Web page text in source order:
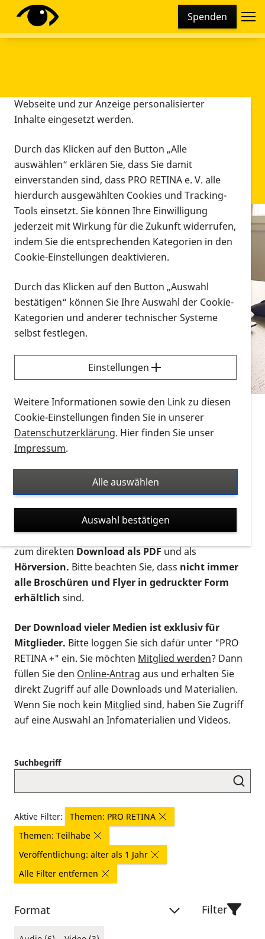
Spenden
Infomaterial
Infomaterial
Vorlesen
Alle Infomaterialien in verschiedenen
Formaten an einem Ort
Sie möchten wissen, wie Sie nach Infonmaterial
suchen und dieses bestellen bzw. herunterladen
können? Schauen Sie sich dieErklärvideos zum
Thema Infomaterial auf der PRO RETINA-Website
für blinde und sehbehinderte Menschen an.
Auf dieser Seite finden Sie sämtliches Infomaterial
Ort. Nutzen Sie den Formatfilter, um ausschließlich
nach Flyern und Broschüren, Audios oder Videos zu
suchen. Die meisten Flyer und Broschüren werden in
verschiedenen Formaten angeboten: zur
postalischen Bestellung als gedruckte Variante
zum direktenDownload als PDFund als
Hörversion. Bitte beachten Sie, dass nicht immer
alle Broschüren und Flyer in gedruckter Form
erhältlich sind.
Der Download vieler Medien ist exklusiv für
Mitglieder. Bitte loggen Sie sich dafür unter "PRO
RETINA +" ein. Sie möchten Mitglied werden? Dann
füllen Sie den Online-Antrag aus und erhalten Sie
direkt Zugriff auf alle Downloads und Materialien.
Wenn Sie noch kein Mitglied sind, haben Sie Zugriff
auf eine Auswahl an Infomaterialien und Videos.
Suchbegriff
Aktive Filter:
Themen: PRO RETINA
Themen: Teilhabe
Veröffentlichung: älter als 1 Jahr
Alle Filter entfernen
Format Filter
Diese Webseite setzt verschiedene Cookies und
Tracking-Tools ein. Dies beinhaltet Cookies und
Webseite und zur Anzeige personalisierter
Inhalte eingesetzt werden.
Durch das Klicken auf den Button „Alle
auswählen“ erklären Sie, dass Sie damit
einverstanden sind, dass PRO RETINA e. V. alle
hierdurch ausgewählten Cookies und Tracking-
Tools einsetzt. Sie können Ihre Einwilligung
jederzeit mit Wirkung für die Zukunft widerrufen,
indem Sie die entsprechenden Kategorien in den
Cookie-Einstellungen deaktivieren.
Durch das Klicken auf den Button „Auswahl
bestätigen“ können Sie Ihre Auswahl der Cookie-
Kategorien und anderer technischer Systeme
selbst festlegen.
Einstellungen
Weitere Informationen sowie den Link zu diesen
Cookie-Einstellungen finden Sie in unserer
Datenschutzerklärung. Hier finden Sie unser
Impressum.
Alle auswählen
Auswahl bestätigen